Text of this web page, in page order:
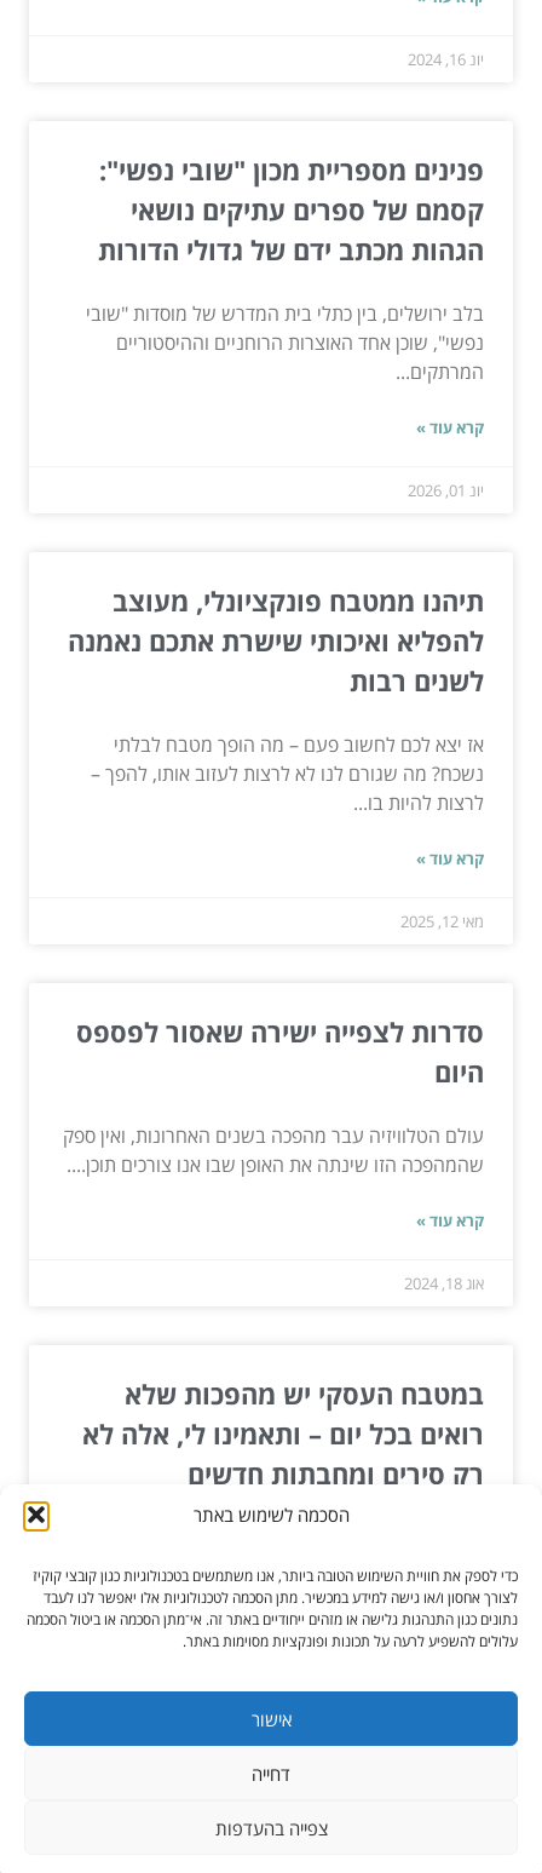
הסכמה לשימוש באתר
כדי לספק את חוויית השימוש הטובה ביותר, אנו משתמשים בטכנולוגיות כגון קובצי קוקיז
לצורך אחסון ו/או גישה למידע במכשיר. מתן הסכמה לטכנולוגיות אלו יאפשר לנו לעבד
נתונים כגון התנהגות גלישה או מזהים ייחודיים באתר זה. אי־מתן הסכמה או ביטול הסכמה
עלולים להשפיע לרעה על תכונות ופונקציות מסוימות באתר.
אישור
דחייה
צפייה בהעדפות
יונ 16, 2024
פנינים מספריית מכון "שובי נפשי":
קסמם של ספרים עתיקים נושאי
הגהות מכתב ידם של גדולי הדורות
בלב ירושלים, בין כתלי בית המדרש של מוסדות "שובי
נפשי", שוכן אחד האוצרות הרוחניים וההיסטוריים
המרתקים...
קרא עוד »
יונ 01, 2026
תיהנו ממטבח פונקציונלי, מעוצב
להפליא ואיכותי שישרת אתכם נאמנה
לשנים רבות
אז יצא לכם לחשוב פעם – מה הופך מטבח לבלתי
נשכח? מה שגורם לנו לא לרצות לעזוב אותו, להפך –
לרצות להיות בו...
קרא עוד »
מאי 12, 2025
סדרות לצפייה ישירה שאסור לפספס
היום
עולם הטלוויזיה עבר מהפכה בשנים האחרונות, ואין ספק
שהמהפכה הזו שינתה את האופן שבו אנו צורכים תוכן....
קרא עוד »
אוג 18, 2024
במטבח העסקי יש מהפכות שלא
רואים בכל יום – ותאמינו לי, אלה לא
רק סירים ומחבתות חדשים
שהחדשנות מסתכמת ב"עוד סיר קצת יותר גדול" או
"תנור שמחמם מהר...
קרא עוד »
כל הזכויות שמורות ל-הגורו מקלקן